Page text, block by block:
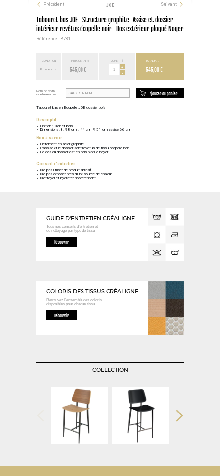
Précédent JOE Suivant
Tabouret bas JOE - Structure graphite- Assise et dossier
intérieur revêtus écopelle noir - Dos extérieur plaqué Noyer
Référence : B781
CONDITION
Point euros
PRIX UNITAIRE
545,00 €
QUANTITÉ
+
-
TOTAL H.T.
545,00 €
Nom de votre
contremarque :
Ajouter au panier
Tabouret bas en Ecopelle JOE dossier bois
Descriptif :
Finition : Noir et bois
Dimensions : h. 98 cm l. 44 cm P. 51 cm assise 66 cm
Bon à savoir :
Piètement en acier graphite.
L'assise et le dossier sont revêtus de tissu écopelle noir.
Le dos du dossier est en bois plaqué noyer.
Conseil d'entretien :
Ne pas utiliser de produit abrasif.
Ne pas exposer près d'une source de chaleur.
Nettoyer et hydrater modérément.
GUIDE D'ENTRETIEN CRÉALIGNE
Tous nos conseils d’entretien et
de nettoyage par type de tissu
Découvrir
COLORIS DES TISSUS CRÉALIGNE
Retrouvez l’ensemble des coloris
disponibles pour chaque tissu
Découvrir
COLLECTION